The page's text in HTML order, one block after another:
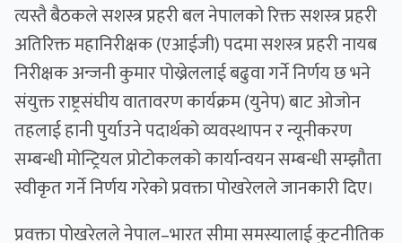
त्यस्तै बैठकले सशस्त्र प्रहरी बल नेपालको रिक्त सशस्त्र प्रहरी
अतिरिक्त महानिरीक्षक (एआईजी) पदमा सशस्त्र प्रहरी नायब
निरीक्षक अन्जनी कुमार पोख्रेललाई बढुवा गर्ने निर्णय छ भने
संयुक्त राष्ट्रसंघीय वातावरण कार्यक्रम (युनेप) बाट ओजोन
तहलाई हानी पुर्याउने पदार्थको व्यवस्थापन र न्यूनीकरण
सम्बन्धी मोन्ट्रियल प्रोटोकलको कार्यान्वयन सम्बन्धी सम्झौता
स्वीकृत गर्ने निर्णय गरेको प्रवक्ता पोखरेलले जानकारी दिए।
प्रवक्ता पोखरेलले नेपाल–भारत सीमा समस्यालाई कुटनीतिक